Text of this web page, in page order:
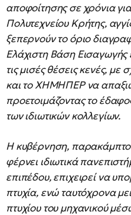
αποφοίτησης σε χρόνια
Πολυτεχνείου Κρήτης,
ξεπερνούν το όριο
Ελάχιστη Βάση Εισαγωγής
τις μισές θέσεις κενές,
και το ΧΗΜΗΠΕΡ να
προετοιμάζοντας το
των ιδιωτικών κολλεγίων.
Η κυβέρνηση,
φέρνει ιδιωτικά
επιπέδου, επιχειρεί να
πτυχία, ενώ ταυτόχρονα
πτυχίου του μηχανικού